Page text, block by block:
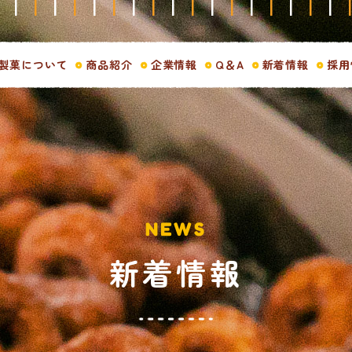
菓について 商品紹介 企業情報 Q＆A 新着情報 採
NEWS
新着情報